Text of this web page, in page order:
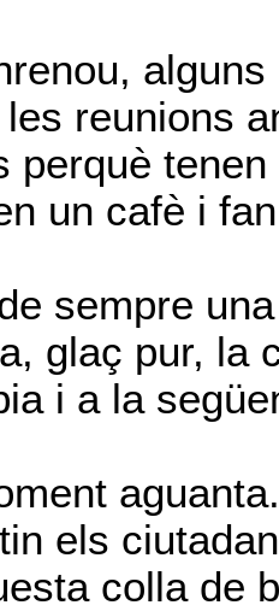
les reunions
perquè
un cafè i
sempre
glaç pur, la
i a la
els
colla de